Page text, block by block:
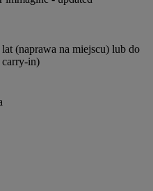
(naprawa na miejscu) lub do
carry-in)